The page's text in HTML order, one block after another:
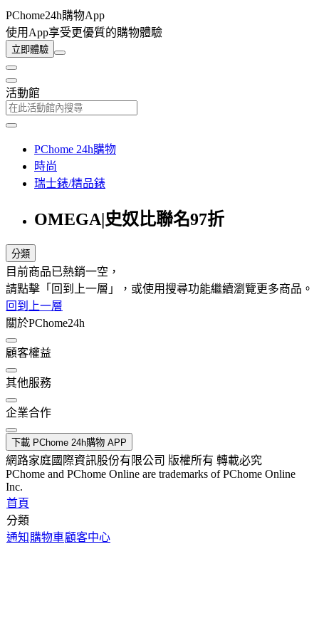
PChome24h購物App
使用App享受更優質的購物體驗
立即體驗
活動館
PChome 24h購物
時尚
瑞士錶/精品錶
OMEGA|史奴比聯名97折
分類
目前商品已熱銷一空，
請點擊「回到上一層」，或使用搜尋功能繼續瀏覽更多商品。
回到上一層
關於PChome24h
顧客權益
其他服務
企業合作
下載 PChome 24h購物 APP
網路家庭國際資訊股份有限公司 版權所有 轉載必究
PChome and PChome Online are trademarks of PChome Online
Inc.
首頁
分類
通知 購物車顧客中心